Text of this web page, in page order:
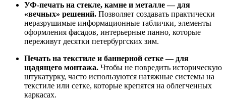
УФ-печать на стекле, камне и металле — для
«вечных» решений. Позволяет создавать практически
неразрушимые информационные таблички, элементы
оформления фасадов, интерьерные панно, которые
переживут десятки петербургских зим.
Печать на текстиле и баннерной сетке — для
щадящего монтажа. Чтобы не повредить историческую
штукатурку, часто используются натяжные системы на
текстиле или сетке, которые крепятся на облегченных
каркасах.